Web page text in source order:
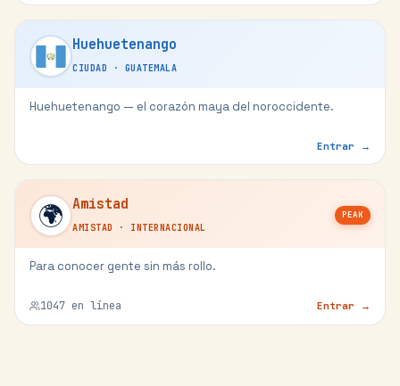
Huehuetenango
CIUDAD · GUATEMALA
Huehuetenango — el corazón maya del noroccidente.
Entrar →
🌍 Amistad
AMISTAD · INTERNACIONAL
PEAK
Para conocer gente sin más rollo.
1047 en línea Entrar →